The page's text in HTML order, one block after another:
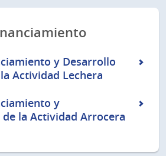
y Desarrollo
Actividad Lechera
y
la Actividad Arrocera